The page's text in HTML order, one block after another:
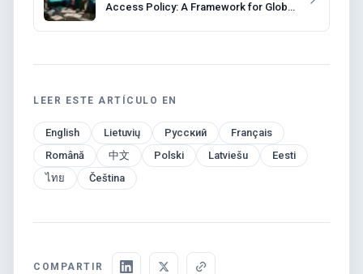
Access Policy: A Framework for Global
LEER ESTE ARTÍCULO EN
English Lietuvių Русский
Français
Română
中文 Polski Latviešu
Eesti
ไทย
Čeština
COMPARTIR